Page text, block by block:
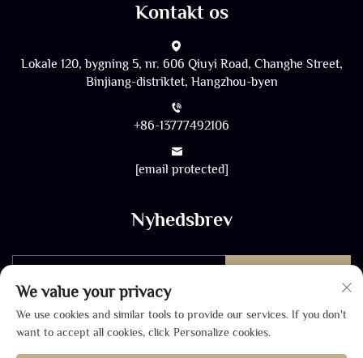
Kontakt os
Lokale 120, bygning 5, nr. 606 Qiuyi Road, Changhe Street,
Binjiang-distriktet, Hangzhou-byen
+86-13777492106
[email protected]
Nyhedsbrev
We value your privacy
We use cookies and similar tools to provide our services. If you don't
want to accept all cookies, click Personalize cookies.